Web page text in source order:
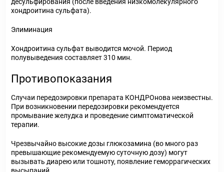
хондроитина сульфата).
Элиминация
Хондроитина сульфат выводится мочой. Период
полувыведения составляет 310 мин.
Противопоказания
Случаи передозировки препарата КОНДРОнова неизвестны.
При возникновении передозировки рекомендуется
промывание желудка и проведение симптоматической
терапии.
Чрезвычайно высокие дозы глюкозамина (во много раз
превышающие рекомендуемую суточную дозу) могут
вызывать диарею или тошноту, появление геморрагических